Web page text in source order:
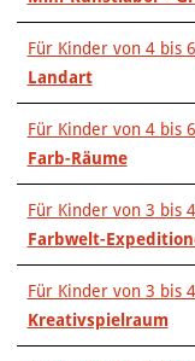
Für Kinder von 4 bis
Landart
Für Kinder von 4 bis
Farb-Räume
Für Kinder von 3 bis
Farbwelt-
Für Kinder von 3 bis
Kreativspielraum